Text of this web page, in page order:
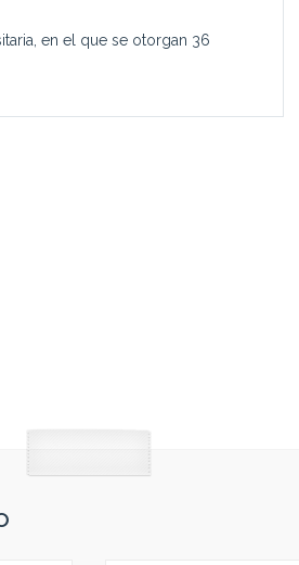
en el que se otorgan 36